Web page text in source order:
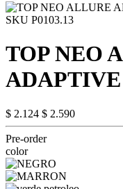
SKU P0103.13
TOP NEO
ADAPTIVE
$ 2.124 $ 2.590
Pre-order
color